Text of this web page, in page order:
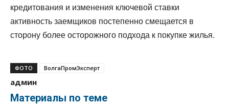
кредитования и изменения ключевой ставки
активность заемщиков постепенно смещается в
сторону более осторожного подхода к покупке жилья.
ФОТО ВолгаПромЭксперт
админ
Материалы по теме